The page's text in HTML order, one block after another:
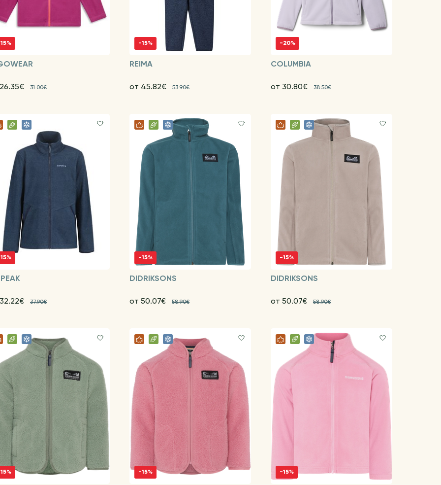
31.00€
-15%
REIMA
от 45.82€ 53.90€
-20%
COLUMBIA
от 30.80€ 38.50€
37.90€
-15%
DIDRIKSONS
от 50.07€ 58.90€
-15%
DIDRIKSONS
от 50.07€ 58.90€
-15% -15%